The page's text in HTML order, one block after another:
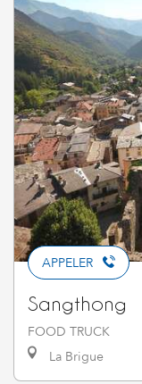
APPELER
Sangthong
FOOD TRUCK
La Brigue